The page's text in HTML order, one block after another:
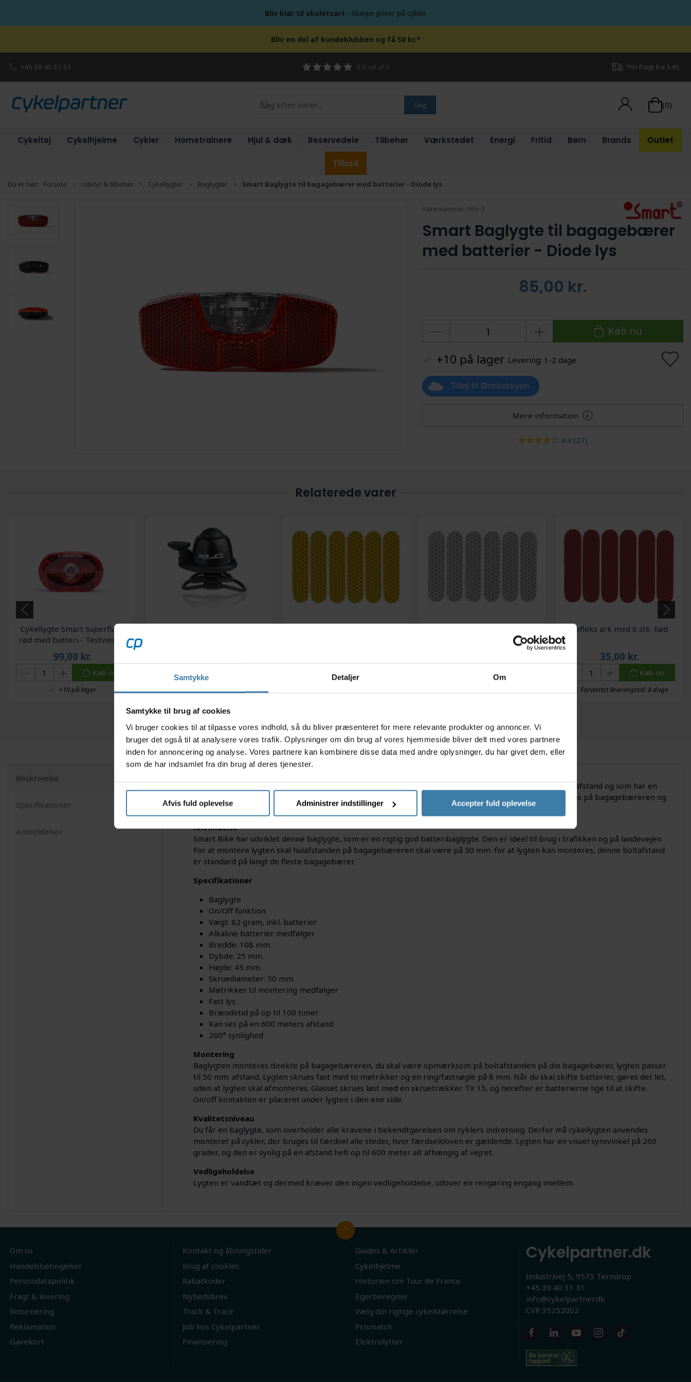
Samtykke Detaljer Om
Samtykke til brug af cookies
Vi bruger cookies til at tilpasse vores indhold, så du bliver præsenteret for mere relevante produkter og annoncer. Vi
bruger det også til at analysere vores trafik. Oplysninger om din brug af vores hjemmeside bliver delt med vores partnere
inden for annoncering og analyse. Vores partnere kan kombinere disse data med andre oplysninger, du har givet dem, eller
som de har indsamlet fra din brug af deres tjenester.
Afvis fuld oplevelse Administrer indstillinger Accepter fuld oplevelse
Bliv klar til skoletsart - Skarpe priser på cykler
Bliv en del af kundeklubben og få 50 kr.*
+45 39 40 31 31 4,6 ud af 5 *Fri fragt fra 349,-
Søg (0)
Cykeltøj Cykelhjelme Cykler Hometrainere Hjul & dæk Reservedele Tilbehør Værkstedet Energi Fritid Børn Brands Outlet
Tilbud
Du er her: Forside Udstyr & tilbehør Cykellygter Baglygter Smart Baglygte til bagagebærer med batterier - Diode lys
Varenummer: 366-3
Smart Baglygte til bagagebærer
med batterier - Diode lys
85,00 kr.
Køb nu
+10 på lager Levering: 1-2 dage
Tilføj til Ønskeskyen
Mere information
4.9 (27)
Relaterede varer
Cykellygte Smart Superflash
rød med batteri - Testvinder
99,00 kr.
Køb nu
+10 på lager Forventet leveringstid: 10 dage
Se mere
Refleks ark med 6 stk. Rød
35,00 kr.
Køb nu
Forventet leveringstid: 8 dage
Beskrivelse
Specifikationer
Anmeldelser
Denne Smart baglygte har en brændetid på op til 100 timer. Du får en lygte, der kan ses på 600 meters afstand og som har en
260° synlighed, hvilket giver dig en imponerende synlighed på cyklen. Baglygten fra Smart skal monteres på bagagebæreren og
når du modtager den, er der to AAA Alkaline batterier monteret i den.
Anvendelse
Smart Bike har udviklet denne baglygte, som er en rigtig god batteribaglygte. Den er ideel til brug i trafikken og på landevejen.
For at montere lygten skal hulafstanden på bagagebæreren skal være på 50 mm. for at lygten kan monteres, denne boltafstand
er standard på langt de fleste bagagebærer.
Specifikationer
Baglygte
On/Off funktion
Vægt: 82 gram, inkl. batterier
Alkaline batterier medfølger
Bredde: 108 mm.
Dybde: 25 mm.
Højde: 45 mm.
Skruediameter: 50 mm.
Møtrikker til montering medfølger
Fast lys
Brændetid på op til 100 timer
Kan ses på en 600 meters afstand
260° synlighed
Montering
Baglygten monteres direkte på bagagebæreren, du skal være opmærksom på boltafstanden på din bagagebærer, lygten passer
til 50 mm. afstand. Lygten skrues fast med to møtrikker og en ring/fastnøgle på 8 mm. Når du skal skifte batterier, gøres det let,
uden at lygten skal afmonteres. Glasset skrues løst med en skruetrækker TX 15, og herefter er batterierne lige til at skifte.
On/off kontakten er placeret under lygten i den ene side.
Kvalitetsniveau
Du får en baglygte, som overholder alle kravene i bekendtgørelsen om cyklers indretning. Derfor må cykellygten anvendes
monteret på cykler, der bruges til færdsel alle steder, hvor færdselsloven er gældende. Lygten har en visuel synsvinkel på 260
grader, og den er synlig på en afstand helt op til 600 meter alt afhængig af vejret.
Vedligeholdelse
Lygten er vandtæt og dermed kræver den ingen vedligeholdelse, udover en rengøring engang imellem.
Om os
Handelsbetingelser
Persondatapolitik
Fragt & levering
Returnering
Reklamation
Gavekort
Kontakt og åbningstider
Brug af cookies
Rabatkoder
Nyhedsbrev
Track & Trace
Job hos Cykelpartner
Finansiering
Guides & Artikler
Cykelhjelme
Historien om Tour de France
Egerberegner
Vælg din rigtige cykelstørrelse
Prismatch
Elektrolytter
Cykelpartner.dk
Industrivej 5, 9575 Terndrup
+45 39 40 31 31
info@cykelpartner.dk
CVR 35252002